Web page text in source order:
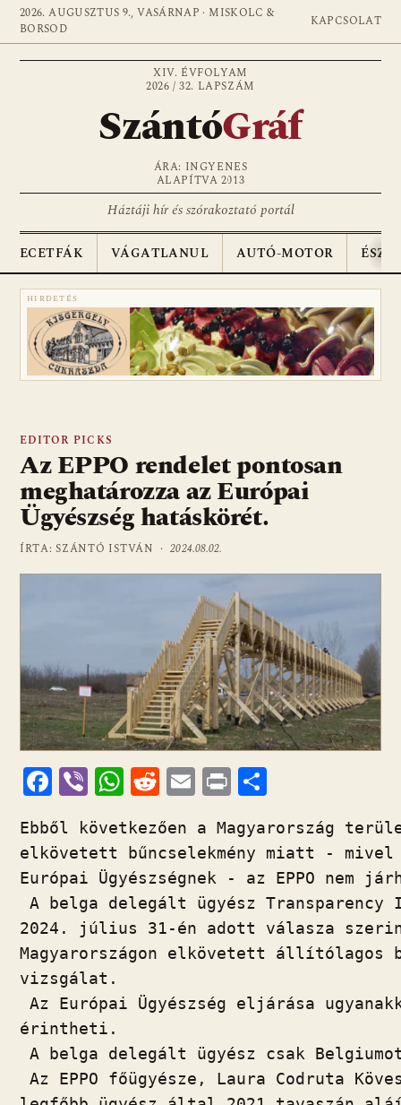
2026. AUGUSZTUS 9., VASÁRNAP · MISKOLC &
BORSOD
KAPCSOLAT
XIV. ÉVFOLYAM
2026 / 32. LAPSZÁM
SzántóGráf
ÁRA: INGYENES
ALAPÍTVA 2013
Háztáji hír és szórakoztató portál
ECETFÁK VÁGATLANUL AUTÓ-MOTOR
HIRDETÉS
EDITOR PICKS
Az EPPO rendelet pontosan
meghatározza az Európai
Ügyészség hatáskörét.
ÍRTA: SZÁNTÓ ISTVÁN ·2024.08.02.
F
ac
e
b
o
o
k
Vi
b
er
W
h
at
s
A
p
p
R
e
d
di
t
E
ai
l
Pr
t za
m
e
g
Ebből következően a Magyarország
elkövetett bűncselekmény miatt - mivel
Európai Ügyészségnek - az EPPO nem
A belga delegált ügyész Transparency
2024. július 31-én adott válasza
Magyarországon elkövetett állítólagos
vizsgálat.
Az Európai Ügyészség eljárása
érintheti.
A belga delegált ügyész csak
Az EPPO főügyésze, Laura Codruta